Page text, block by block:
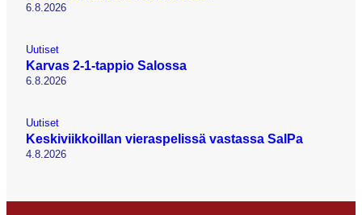
6.8.2026
Uutiset
Karvas 2-1-tappio Salossa
6.8.2026
Uutiset
Keskiviikkoillan vieraspelissä vastassa SalPa
4.8.2026